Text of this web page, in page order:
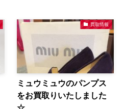
買取情報
ミュウミュウのパンプス
をお買取りいたしました